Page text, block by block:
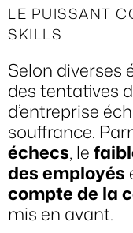
LE PUISSANT
SKILLS
Selon diverses
des tentatives
d’entreprise
souffrance.
échecs, le
des employés
compte de la
mis en avant.